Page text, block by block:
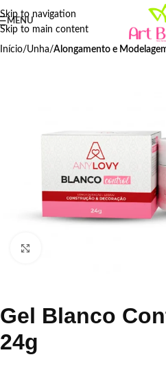
Skip to navigation
Skip to main content
MENU
Início Unha Alongamento e
Gel Blanco
24g